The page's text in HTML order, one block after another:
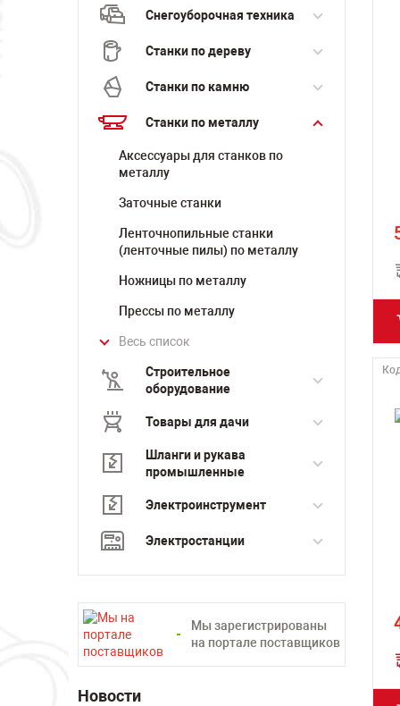
Снегоуборочная техника
Станки по дереву
Станки по камню
Станки по металлу
Аксессуары для станков по
металлу
Заточные станки
Ленточнопильные станки
(ленточные пилы) по металлу
Ножницы по металлу
Прессы по металлу
Весь список
Строительное
оборудование
Товары для дачи
Шланги и рукава
промышленные
Электроинструмент
Электростанции
Мы зарегистрированы
на портале поставщиков
Новости